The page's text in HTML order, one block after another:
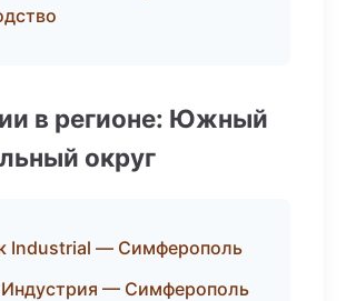
в регионе: Южный
округ
Industrial — Симферополь
— Симферополь